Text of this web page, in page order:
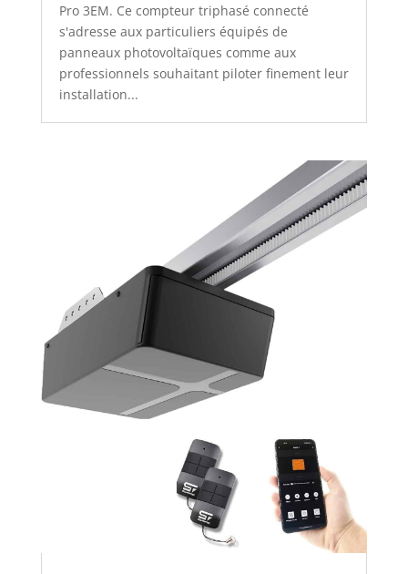
Pro 3EM. Ce compteur triphasé connecté
s'adresse aux particuliers équipés de
panneaux photovoltaïques comme aux
professionnels souhaitant piloter finement leur
installation...